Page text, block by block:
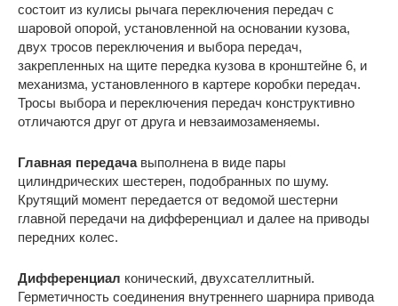
состоит из кулисы рычага переключения передач с
шаровой опорой, установленной на основании кузова,
двух тросов переключения и выбора передач,
закрепленных на щите передка кузова в кронштейне 6, и
механизма, установленного в картере коробки передач.
Тросы выбора и переключения передач конструктивно
отличаются друг от друга и невзаимозаменяемы.
Главная передачавыполнена в виде пары
цилиндрических шестерен, подобранных по шуму.
Крутящий момент передается от ведомой шестерни
главной передачи на дифференциал и далее на приводы
передних колес.
Дифференциал конический, двухсателлитный.
Герметичность соединения внутреннего шарнира привода